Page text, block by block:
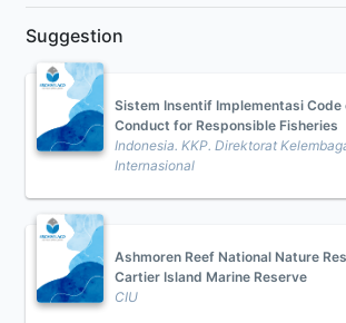
Suggestion
Sistem Insentif Implementasi Code
Conduct for Responsible Fisheries
Indonesia. KKP. Direktorat
Internasional
Ashmoren Reef National Nature
Cartier Island Marine Reserve
CIU